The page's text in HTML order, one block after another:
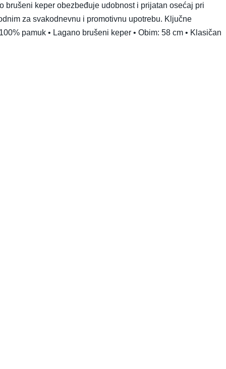
brušeni keper obezbeđuje udobnost i prijatan osećaj pri
za svakodnevnu i promotivnu upotrebu. Ključne
pamuk • Lagano brušeni keper • Obim: 58 cm • Klasičan